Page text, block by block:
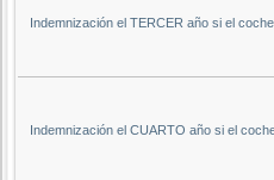
Indemnización el TERCER año si el
Indemnización el CUARTO año si el